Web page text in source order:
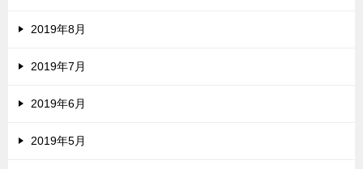
2019年8月
2019年7月
2019年6月
2019年5月